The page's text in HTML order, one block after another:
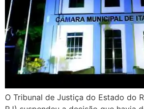
O Tribunal de Justiça do Estado do